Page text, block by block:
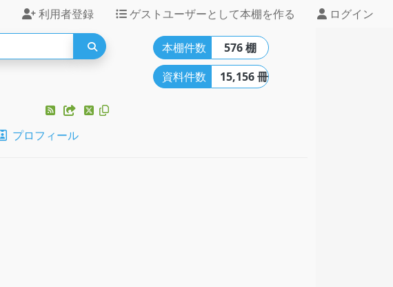
利用者登録 ゲストユーザーとして本棚を作る ログイン
プロフィール
本棚件数
576 棚
資料件数
15,156 冊